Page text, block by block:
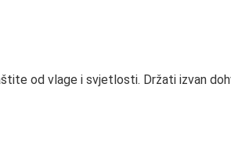
od vlage i svjetlosti. Držati izvan